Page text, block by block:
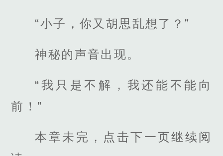
“小子，你又胡思乱想了？”
神秘的声音出现。
“我只是不解，我还能不能向
前！”
本章未完，点击下一页继续阅